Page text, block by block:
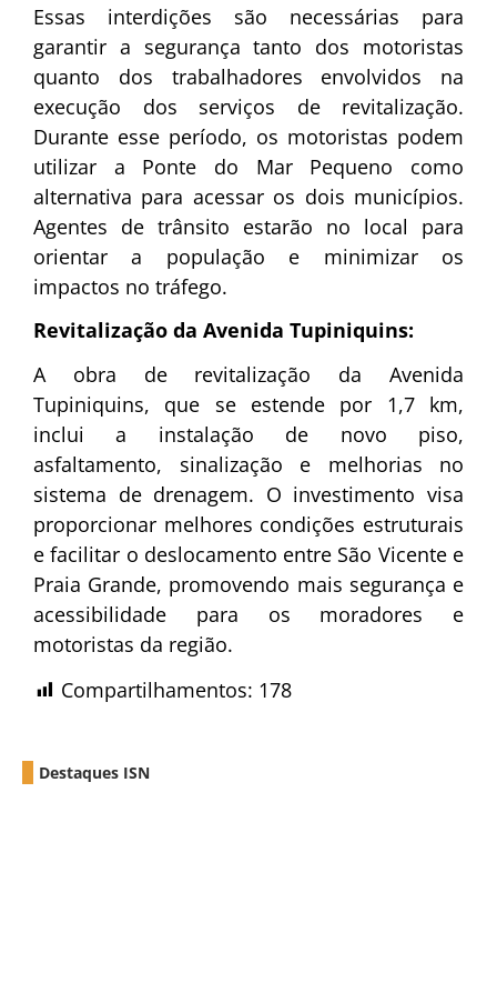
Essas interdições são necessárias para
garantir a segurança tanto dos motoristas
quanto dos trabalhadores envolvidos na
execução dos serviços de revitalização.
Durante esse período, os motoristas podem
utilizar a Ponte do Mar Pequeno como
alternativa para acessar os dois municípios.
Agentes de trânsito estarão no local para
orientar a população e minimizar os
impactos no tráfego.
Revitalização da Avenida Tupiniquins:
A obra de revitalização da Avenida
Tupiniquins, que se estende por 1,7 km,
inclui a instalação de novo piso,
asfaltamento, sinalização e melhorias no
sistema de drenagem. O investimento visa
proporcionar melhores condições estruturais
e facilitar o deslocamento entre São Vicente e
Praia Grande, promovendo mais segurança e
acessibilidade para os moradores e
motoristas da região.
Compartilhamentos: 178
Destaques ISN